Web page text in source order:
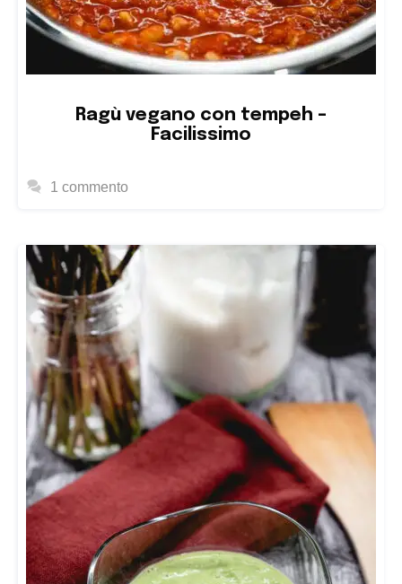
Ragù vegano con tempeh –
Facilissimo
1 commento